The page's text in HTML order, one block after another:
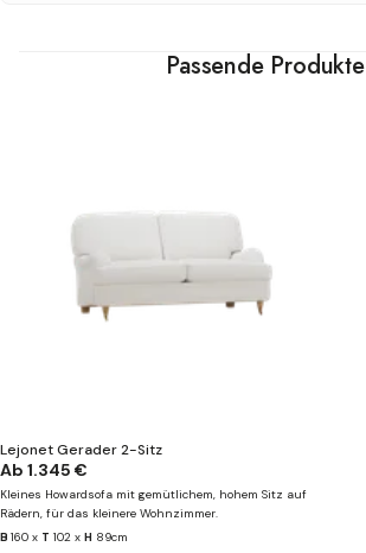
Passende Produkte
Lejonet Gerader 2-Sitz
Ab 1.345 €
Kleines Howardsofa mit gemütlichem, hohem Sitz auf
Rädern, für das kleinere Wohnzimmer.
B 160 x T 102 x H 89cm